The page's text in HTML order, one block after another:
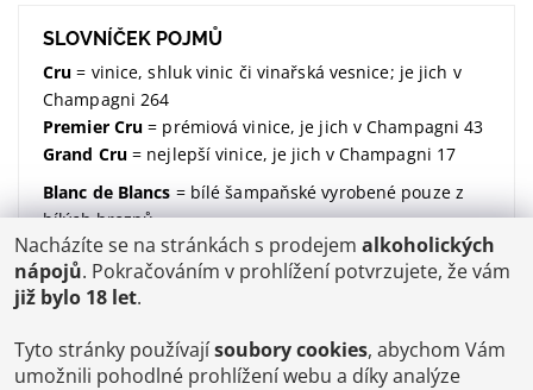
SLOVNÍČEK POJMŮ
Cru = vinice, shluk vinic či vinařská vesnice; je jich v
Champagni 264
Premier Cru = prémiová vinice, je jich v Champagni 43
Grand Cru= nejlepší vinice, je jich v Champagni 17
Blanc de Blancs = bílé šampaňské vyrobené pouze z
bílých hroznů
Blanc de Noirs= bílé šampaňské vyrobené pouze z
modrých hroznů
dosáž / dosage / dávkování
cukru (udávané v gramech na litr)
Brut= suchý; značí kolik dodaného cukru v sobě
Nacházíte se na stránkách s prodejem alkoholických
nápojů. Pokračováním v prohlížení potvrzujete, že vám
již bylo 18 let.
Tyto stránky používajísoubory cookies, abychom Vám
umožnili pohodlné prohlížení webu a díky analýze